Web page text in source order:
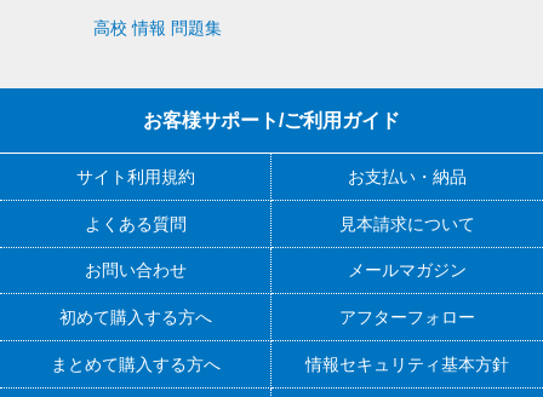
高校 情報 問題集
お客様サポート/ご利用ガイド
サイト利用規約 お支払い・納品
よくある質問 見本請求について
お問い合わせ メールマガジン
初めて購入する方へ アフターフォロー
まとめて購入する方へ 情報セキュリティ基本方針